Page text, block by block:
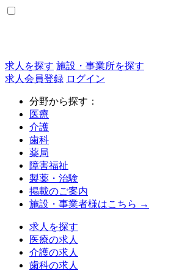
求人を探す 施設・事業所を探す
求人会員登録 ログイン
分野から探す：
医療
介護
歯科
薬局
障害福祉
製薬・治験
掲載のご案内
施設・事業者様はこちら →
求人を探す
医療の求人
介護の求人
歯科の求人